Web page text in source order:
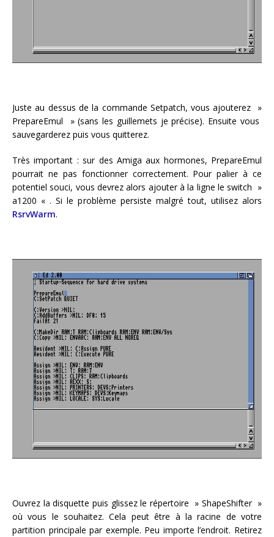
Juste au dessus de la commande Setpatch, vous ajouterez »
PrepareEmul » (sans les guillemets je précise). Ensuite vous
sauvegarderez puis vous quitterez.
Très important : sur des Amiga aux hormones, PrepareEmul
pourrait ne pas fonctionner correctement. Pour palier à ce
potentiel souci, vous devrez alors ajouter à la ligne le switch »
a1200 « . Si le problème persiste malgré tout, utilisez alors
RsrvWarm.
Ouvrez la disquette puis glissez le répertoire » ShapeShifter »
où vous le souhaitez. Cela peut être à la racine de votre
partition principale par exemple. Peu importe l’endroit. Retirez